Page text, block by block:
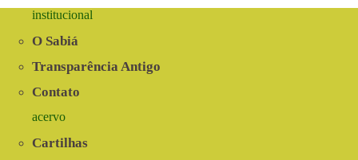
institucional
O Sabiá
Transparência Antigo
Contato
acervo
Cartilhas